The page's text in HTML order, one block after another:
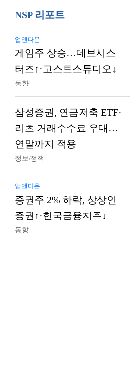
NSP 리포트
업앤다운
게임주 상승…데브시스
터즈↑·고스트스튜디오↓
동향
삼성증권, 연금저축 ETF·
리츠 거래수수료 우대…
연말까지 적용
정보/정책
업앤다운
증권주 2% 하락, 상상인
증권↑·한국금융지주↓
동향